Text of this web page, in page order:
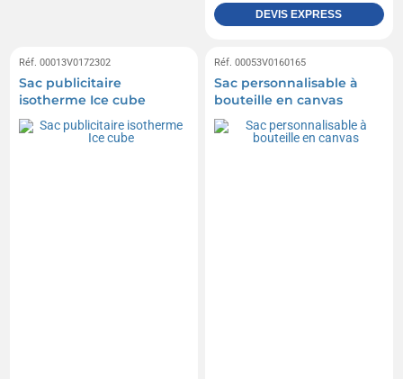
DEVIS EXPRESS
Réf. 00013V0172302
Sac publicitaire
isotherme Ice cube
Réf. 00053V0160165
Sac personnalisable à
bouteille en canvas